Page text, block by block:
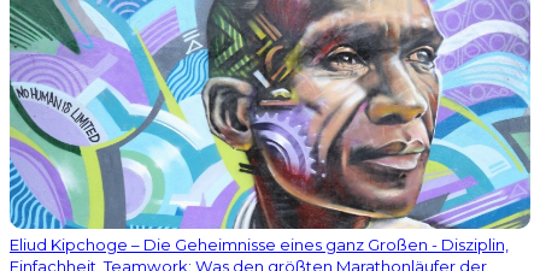
Eliud Kipchoge – Die Geheimnisse eines ganz Großen - Disziplin,
Einfachheit, Teamwork: Was den größten Marathonläufer der